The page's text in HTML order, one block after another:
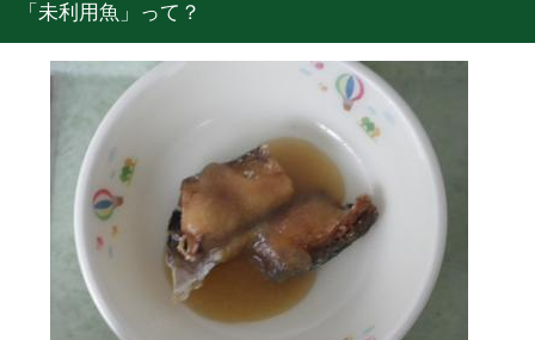
「未利用魚」って？